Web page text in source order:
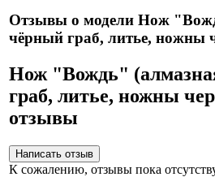
Отзывы о модели Нож
чёрный граб, литье, ножны
Нож "Вождь"
граб, литье, ножны
отзывы
К сожалению, отзывы пока